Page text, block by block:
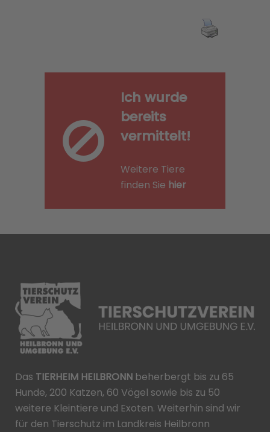
Ich wurde
bereits
vermittelt!
Weitere Tiere
finden Sie hier
Das TIERHEIM HEILBRONN beherbergt bis zu 65
Hunde, 200 Katzen, 60 Vögel sowie bis zu 50
weitere Kleintiere und Exoten. Weiterhin sind wir
für den Tierschutz im Landkreis Heilbronn